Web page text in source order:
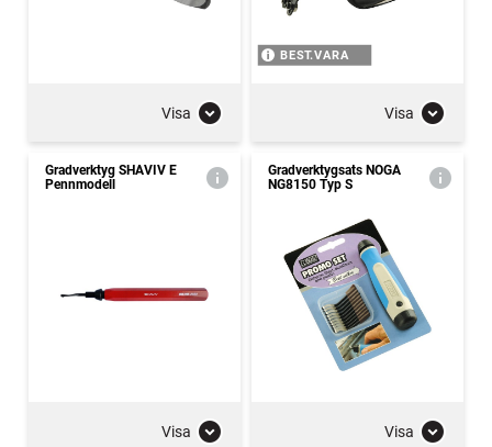
Visa
BEST.VARA
Visa
Gradverktyg SHAVIV E
Pennmodell
Visa
Gradverktygsats NOGA
NG8150 Typ S
Visa